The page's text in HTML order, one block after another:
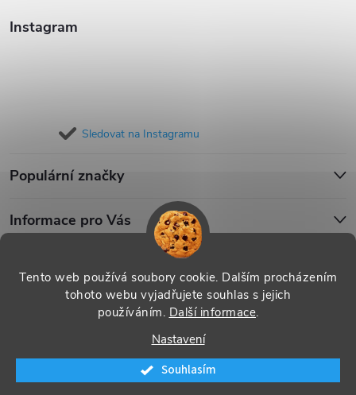
Tento web používá soubory cookie. Dalším procházením
tohoto webu vyjadřujete souhlas s jejich
používáním. Další informace.
Nastavení
Souhlasím
Instagram
Sledovat na Instagramu
Populární značky
Informace pro Vás
Vytvořil Shoptet
Copyright 2026 . Všechna práva vyhrazena.
nastavení cookies